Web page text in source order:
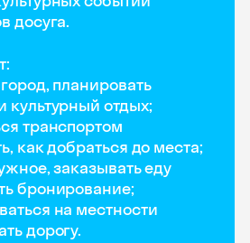
досуга.
планировать
культурный отдых;
транспортом
как добраться до места;
заказывать еду
бронирование;
на местности
дорогу.